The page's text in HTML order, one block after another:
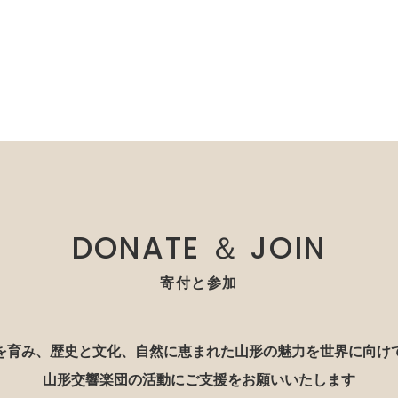
DONATE ＆ JOIN
寄付と参加
育み、歴史と文化、自然に恵まれた山形の魅力を世界に向け
山形交響楽団の活動にご支援をお願いいたします